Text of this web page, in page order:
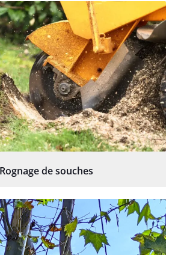
Rognage de souches